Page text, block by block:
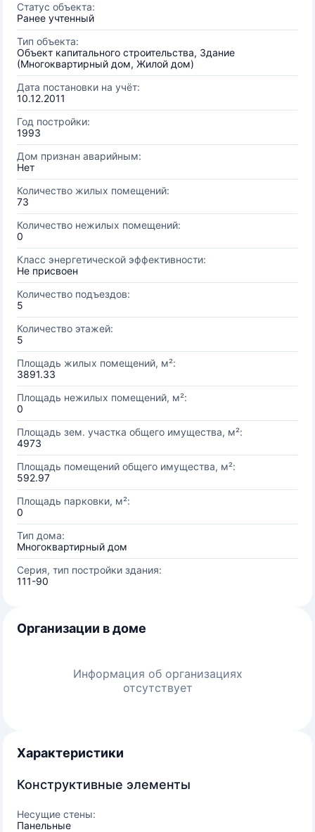
Статус объекта:
Ранее учтенный
Тип объекта:
Объект капитального строительства, Здание
(Многоквартирный дом, Жилой дом)
Дата постановки на учёт:
10.12.2011
Год постройки:
1993
Дом признан аварийным:
Нет
Количество жилых помещений:
73
Количество нежилых помещений:
0
Класс энергетической эффективности:
Не присвоен
Количество подъездов:
5
Количество этажей:
5
Площадь жилых помещений, м²:
3891.33
Площадь нежилых помещений, м²:
0
Площадь зем. участка общего имущества, м²:
4973
Площадь помещений общего имущества, м²:
592.97
Площадь парковки, м²:
0
Тип дома:
Многоквартирный дом
Серия, тип постройки здания:
111-90
Организации в доме
Информация об организациях
отсутствует
Характеристики
Конструктивные элементы
Несущие стены:
Панельные